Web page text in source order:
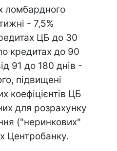
ломбардного
- 7,5%
ЦБ до 30
кредитах до 90
91 до 180 днів -
підвищені
коефіцієнтів ЦБ
для розрахунку
("неринкових"
Центробанку.